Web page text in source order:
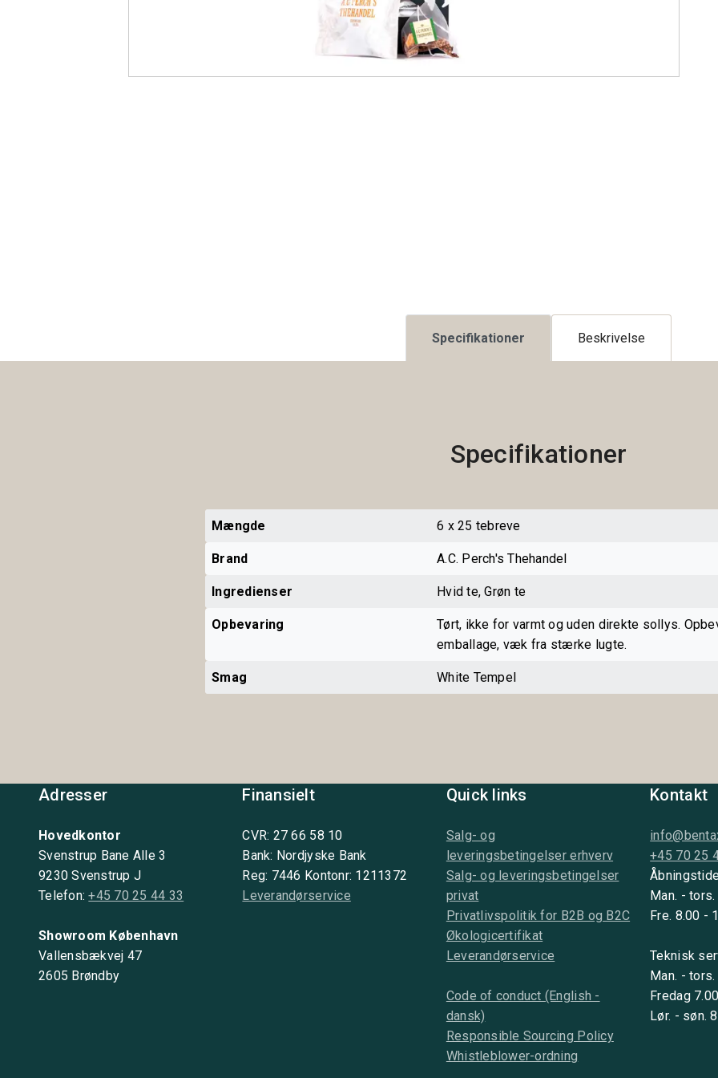
Specifikationer Beskrivelse
Specifikationer
Mængde 6 x 25 tebreve
Brand A.C. Perch's Thehandel
Ingredienser Hvid te, Grøn te
Opbevaring
Tørt, ikke for varmt og uden direkte sollys.
emballage, væk fra stærke lugte.
Smag White Tempel
Adresser
Hovedkontor
Svenstrup Bane Alle 3
9230 Svenstrup J
Telefon:+45 70 25 44 33
Showroom København
Vallensbækvej 47
2605 Brøndby
Finansielt
CVR: 27 66 58 10
Bank: Nordjyske Bank
Reg: 7446 Kontonr: 1211372
Leverandørservice
Quick links
Salg- og
leveringsbetingelser erhverv
Salg- og leveringsbetingelser
privat
Privatlivspolitik for B2B og B2C
Økologicertifikat
Leverandørservice
Code of conduct (English -
dansk)
Responsible Sourcing Policy
Whistleblower-ordning
Kontakt
+45 70 25
Man. -
Fre. 8.00 -
Teknisk
Man. -
Fredag
Lør. - søn.